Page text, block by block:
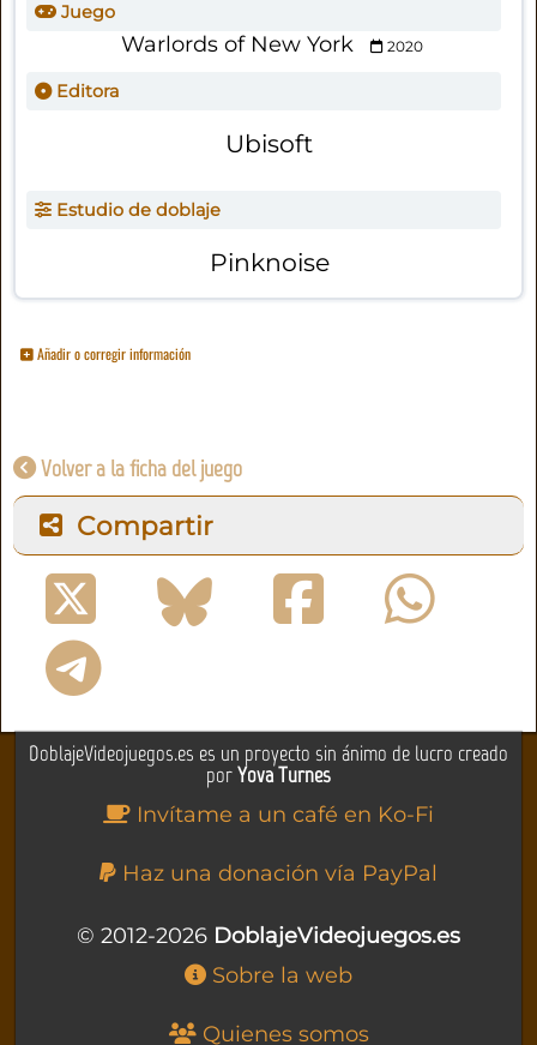
Juego
Warlords of New York 2020
Editora
Ubisoft
Estudio de doblaje
Pinknoise
Añadir o corregir información
Volver a la ficha del juego
Compartir
DoblajeVideojuegos.es es un proyecto sin ánimo de lucro creado
porYova Turnes
Invítame a un café en Ko-Fi
Haz una donación vía PayPal
© 2012-2026 DoblajeVideojuegos.es
Sobre la web
Quienes somos